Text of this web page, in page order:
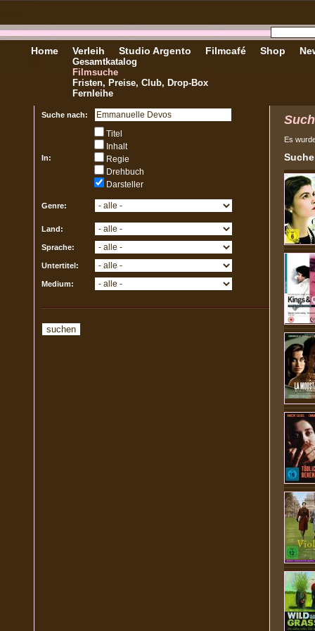
Home Verleih
Gesamtkatalog
Filmsuche
Fristen, Preise, Club, Drop-Box
Fernleihe
Studio Argento Filmcafé Shop
Suche nach:
In:
Titel
Inhalt
Regie
Drehbuch
Darsteller
Genre:
Land:
Sprache:
Untertitel:
Medium:
Es